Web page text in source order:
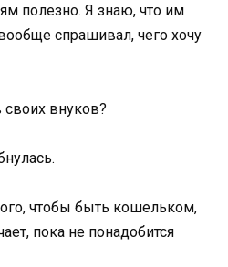
полезно. Я знаю, что им
спрашивал, чего хочу
своих внуков?
чтобы быть кошельком,
пока не понадобится